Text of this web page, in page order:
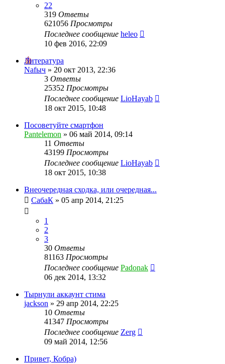
22
319 Ответы
621056 Просмотры
Последнее сообщение heleo
10 фев 2016, 22:09
Литература
Nafыч » 20 окт 2013, 22:36
3 Ответы
25352 Просмотры
Последнее сообщение LioHayab
18 окт 2015, 10:48
Посоветуйте смартфон
Pantelemon » 06 май 2014, 09:14
11 Ответы
43199 Просмотры
Последнее сообщение LioHayab
18 окт 2015, 10:38
Внеочередная сходка, или очередная...
СабаК » 05 апр 2014, 21:25
1
2
3
30 Ответы
81163 Просмотры
Последнее сообщение Padonak
06 дек 2014, 13:32
Тырнули аккаунт стима
jackson » 29 апр 2014, 22:25
10 Ответы
41347 Просмотры
Последнее сообщение Zerg
09 май 2014, 12:56
Привет, Кобра)